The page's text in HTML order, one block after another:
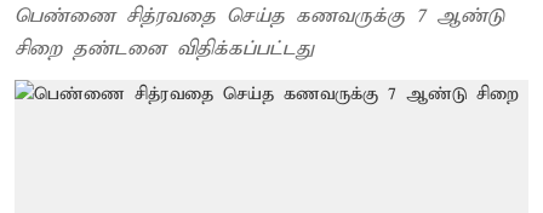
பெண்ணை சித்ரவதை செய்த கணவருக்கு 7 ஆண்டு
சிறை தண்டனை விதிக்கப்பட்டது